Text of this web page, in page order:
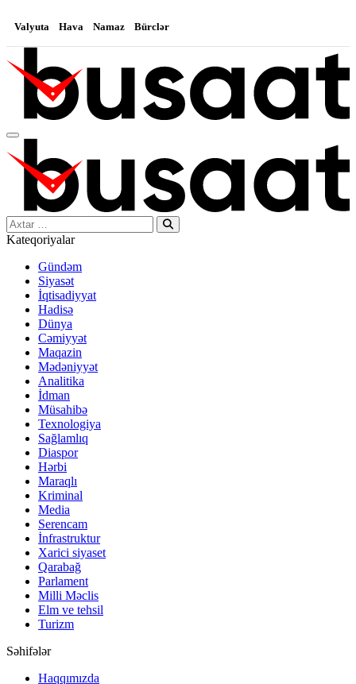
Valyuta Hava Namaz Bürclər
Search…
Kateqoriyalar
Gündəm
Siyasət
İqtisadiyyat
Hadisə
Dünya
Cəmiyyət
Maqazin
Mədəniyyət
Analitika
İdman
Müsahibə
Texnologiya
Sağlamlıq
Diaspor
Hərbi
Maraqlı
Kriminal
Media
Serencam
İnfrastruktur
Xarici siyaset
Qarabağ
Parlament
Milli Məclis
Elm ve tehsil
Turizm
Səhifələr
Haqqımızda